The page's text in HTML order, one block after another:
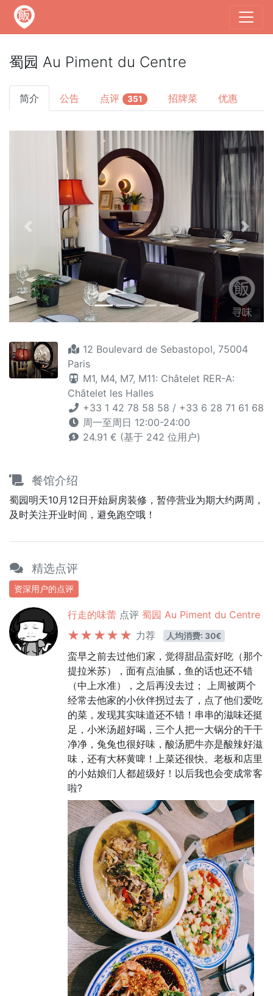
蜀园 Au Piment du Centre
简介 公告 点评 351 招牌菜 优惠
Previous Next
12 Boulevard de Sebastopol, 75004
Paris
M1, M4, M7, M11: Châtelet RER-A:
Châtelet les Halles
+33 1 42 78 58 58 / +33 6 28 71 61 68
周一至周日 12:00-24:00
24.91 € (基于 242 位用户)
餐馆介绍
蜀园明天10月12日开始厨房装修，暂停营业为期大约两周，
及时关注开业时间，避免跑空哦！
精选点评
资深用户的点评
行走的味蕾 点评 蜀园 Au Piment du Centre
力荐
人均消费: 30€
蛮早之前去过他们家，觉得甜品蛮好吃（那个
提拉米苏），面有点油腻，鱼的话也还不错
（中上水准），之后再没去过； 上周被两个
经常去他家的小伙伴拐过去了，点了他们爱吃
的菜，发现其实味道还不错！串串的滋味还挺
足，小米汤超好喝，三个人把一大锅分的干干
净净，兔兔也很好味，酸汤肥牛亦是酸辣好滋
味，还有大杯黄啤！上菜还很快。老板和店里
的小姑娘们人都超级好！以后我也会变成常客
啦?